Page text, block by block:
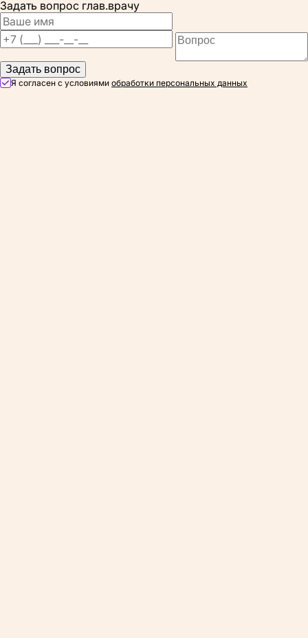
Задать вопрос глав.врачу
Задать вопрос
Я согласен с условиями обработки персональных данных